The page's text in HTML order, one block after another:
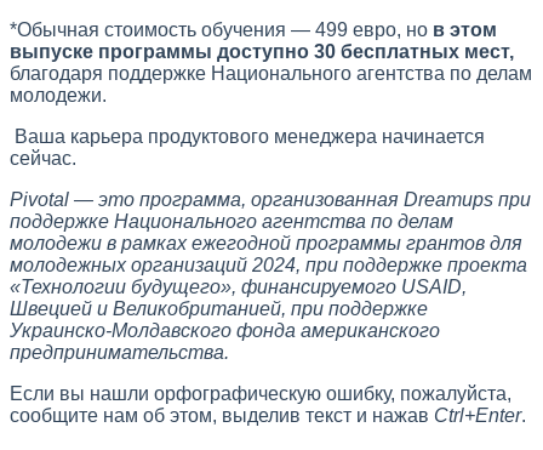
*Обычная стоимость обучения — 499 евро, но в этом
выпуске программы доступно 30 бесплатных мест,
благодаря поддержке Национального агентства по делам
молодежи.
Ваша карьера продуктового менеджера начинается
сейчас.
Pivotal — это программа, организованная Dreamups при
поддержке Национального агентства по делам
молодежи в рамках ежегодной программы грантов для
молодежных организаций 2024, при поддержке проекта
«Технологии будущего», финансируемого USAID,
Швецией и Великобританией, при поддержке
Украинско-Молдавского фонда американского
предпринимательства.
Если вы нашли орфографическую ошибку, пожалуйста,
сообщите нам об этом, выделив текст и нажав Ctrl+Enter.